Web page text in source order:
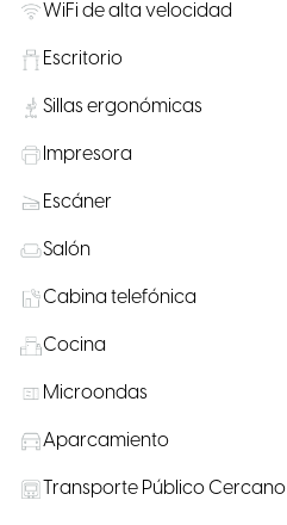
WiFi de alta velocidad
Escritorio
Sillas ergonómicas
Impresora
Escáner
Salón
Cabina telefónica
Cocina
Microondas
Aparcamiento
Transporte Público Cercano